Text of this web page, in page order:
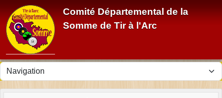
Comité Départemental de la
Somme de Tir à l'Arc
Panneau de gestion des cookies